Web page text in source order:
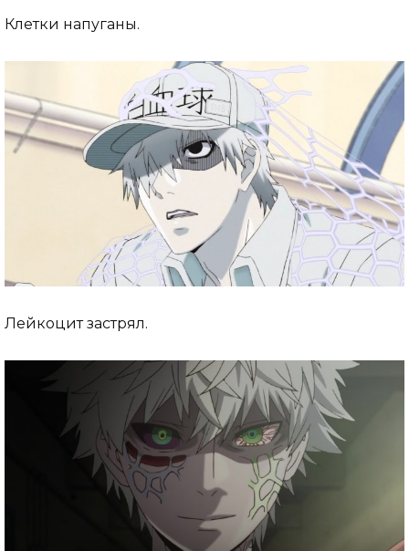
Клетки напуганы.
Лейкоцит застрял.